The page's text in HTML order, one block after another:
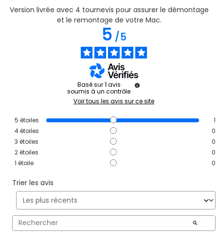
Version livrée avec 4 tournevis pour assurer le démontage
et le remontage de votre Mac.
5/5
Basé sur1 avis
soumis à un contrôle
Voir tous les avis sur ce site
5 étoiles
1
4étoiles
0
3 étoiles
0
2étoiles
0
1 étoile 0
Trier les avis